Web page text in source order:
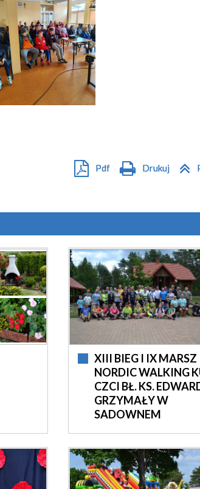
Pdf Drukuj
XIII BIEG I IX MARSZ
NORDIC WALKING
CZCI BŁ. KS.
GRZYMAŁY W
SADOWNEM